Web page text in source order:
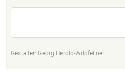
Gestalter: Georg Herold-Wildfellner